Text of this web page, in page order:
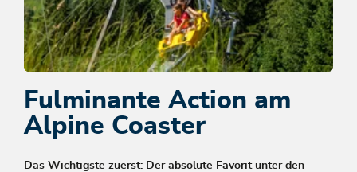
Fulminante Action am
Alpine Coaster
Das Wichtigste zuerst: Der absolute Favorit unter den